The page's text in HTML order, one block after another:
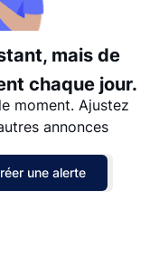
mais de
chaque jour.
moment. Ajustez
annonces
une alerte